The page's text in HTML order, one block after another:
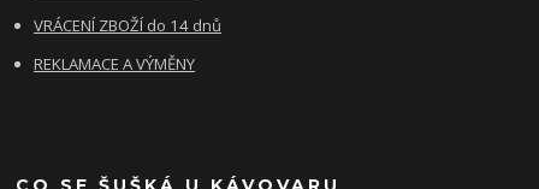
VRÁCENÍ ZBOŽÍ do 14 dnů
REKLAMACE A VÝMĚNY